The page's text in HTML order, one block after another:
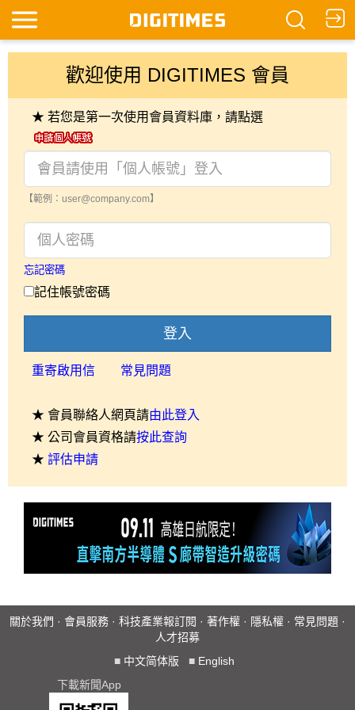
歡迎使用 DIGITIMES 會員
★ 若您是第一次使用會員資料庫，請點選
【範例：user@company.com】
忘記密碼
記住帳號密碼
登入
重寄啟用信 常見問題
★ 會員聯絡人網頁請由此登入
★ 公司會員資格請按此查詢
★ 評估申請
關於我們 · 會員服務 · 科技產業報訂閱 · 著作權 · 隱私權 · 常見問題 ·
人才招募
■ 中文简体版 ■ English
下載新聞App